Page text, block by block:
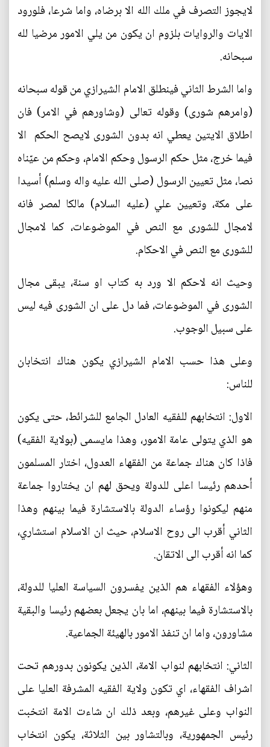
لايجوز التصرف في ملك الله الا برضاه، واما شرعا، فلورود
الايات والروايات بلزوم ان يكون من يلي الامور مرضيا لله
سبحانه.
واما الشرط الثاني فينطلق الامام الشيرازي من قوله سبحانه
(وامرهم شورى) وقوله تعالى (وشاورهم في الامر) فان
اطلاق الايتين يعطي انه بدون الشورى لايصح الحكم الا
فيما خرج، مثل حكم الرسول وحكم الامام، وحكم من عيّناه
نصا، مثل تعيين الرسول (صلى الله عليه واله وسلم) أسيدا
على مكة، وتعيين علي (عليه السلام) مالكا لمصر فانه
لامجال للشورى مع النص في الموضوعات، كما لامجال
للشورى مع النص في الاحكام.
وحيث انه لاحكم الا ورد به كتاب او سنة، يبقى مجال
الشورى في الموضوعات، فما دل على ان الشورى فيه ليس
على سبيل الوجوب.
وعلى هذا حسب الامام الشيرازي يكون هناك انتخابان
للناس:
الاول: انتخابهم للفقيه العادل الجامع للشرائط، حتى يكون
هو الذي يتولى عامة الامور، وهذا مايسمى (بولاية الفقيه)
فاذا كان هناك جماعة من الفقهاء العدول، اختار المسلمون
أحدهم رئيسا اعلى للدولة ويحق لهم ان يختاروا جماعة
منهم ليكونوا رؤساء الدولة بالاستشارة فيما بينهم وهذا
الثاني أقرب الى روح الاسلام، حيث ان الاسلام استشاري،
كما انه أقرب الى الاتقان.
وهؤلاء الفقهاء هم الذين يفسرون السياسة العليا للدولة،
بالاستشارة فيما بينهم، اما بان يجعل بعضهم رئيسا والبقية
مشاورون، واما ان تنفذ الامور بالهيئة الجماعية.
الثاني: انتخابهم لنواب الامة، الذين يكونون بدورهم تحت
اشراف الفقهاء، اي تكون ولاية الفقيه المشرفة العليا على
النواب وعلى غيرهم، وبعد ذلك ان شاءت الامة انتخبت
رئيس الجمهورية، وبالتشاور بين الثلاثة، يكون انتخاب